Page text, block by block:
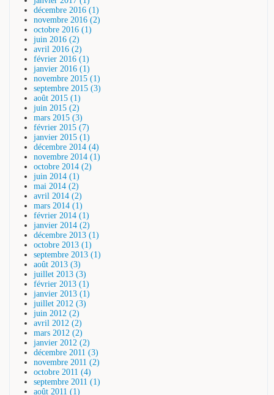
décembre 2016 (1)
novembre 2016 (2)
octobre 2016 (1)
juin 2016 (2)
avril 2016 (2)
février 2016 (1)
janvier 2016 (1)
novembre 2015 (1)
septembre 2015 (3)
août 2015 (1)
juin 2015 (2)
mars 2015 (3)
février 2015 (7)
janvier 2015 (1)
décembre 2014 (4)
novembre 2014 (1)
octobre 2014 (2)
juin 2014 (1)
mai 2014 (2)
avril 2014 (2)
mars 2014 (1)
février 2014 (1)
janvier 2014 (2)
décembre 2013 (1)
octobre 2013 (1)
septembre 2013 (1)
août 2013 (3)
juillet 2013 (3)
février 2013 (1)
janvier 2013 (1)
juillet 2012 (3)
juin 2012 (2)
avril 2012 (2)
mars 2012 (2)
janvier 2012 (2)
décembre 2011 (3)
novembre 2011 (2)
octobre 2011 (4)
septembre 2011 (1)
août 2011 (1)